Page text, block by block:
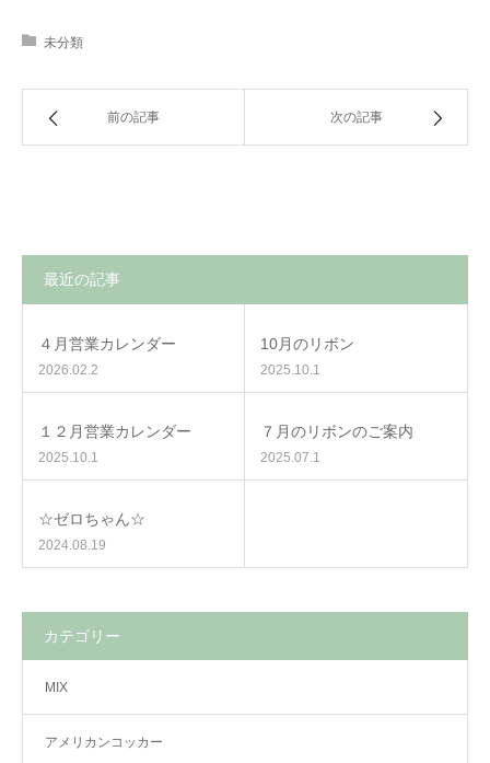
未分類
前の記事 次の記事
最近の記事
４月営業カレンダー
2026.02.2
10月のリボン
2025.10.1
１２月営業カレンダー
2025.10.1
７月のリボンのご案内
2025.07.1
☆ゼロちゃん☆
2024.08.19
カテゴリー
MIX
アメリカンコッカー